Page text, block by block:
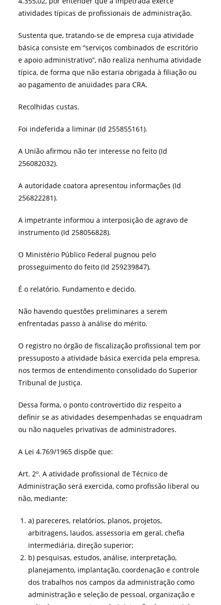
atividades típicas de profissionais de administração.
Sustenta que, tratando-se de empresa cuja atividade
básica consiste em “serviços combinados de escritório
e apoio administrativo”, não realiza nenhuma atividade
típica, de forma que não estaria obrigada à filiação ou
ao pagamento de anuidades para CRA.
Recolhidas custas.
Foi indeferida a liminar (Id 255855161).
A União afirmou não ter interesse no feito (Id
256082032).
A autoridade coatora apresentou informações (Id
256822281).
A impetrante informou a interposição de agravo de
instrumento (Id 258056828).
O Ministério Público Federal pugnou pelo
prosseguimento do feito (Id 259239847).
É o relatório. Fundamento e decido.
Não havendo questões preliminares a serem
enfrentadas passo à análise do mérito.
O registro no órgão de fiscalização profissional tem por
pressuposto a atividade básica exercida pela empresa,
nos termos de entendimento consolidado do Superior
Tribunal de Justiça.
Dessa forma, o ponto controvertido diz respeito a
definir se as atividades desempenhadas se enquadram
ou não naqueles privativas de administradores.
A Lei 4.769/1965 dispõe que:
Art. 2º. A atividade profissional de Técnico de
Administração será exercida, como profissão liberal ou
não, mediante:
a) pareceres, relatórios, planos, projetos,
arbitragens, laudos, assessoria em geral, chefia
intermediária, direção superior;
b) pesquisas, estudos, análise, interpretação,
planejamento, implantação, coordenação e controle
dos trabalhos nos campos da administração como
administração e seleção de pessoal, organização e